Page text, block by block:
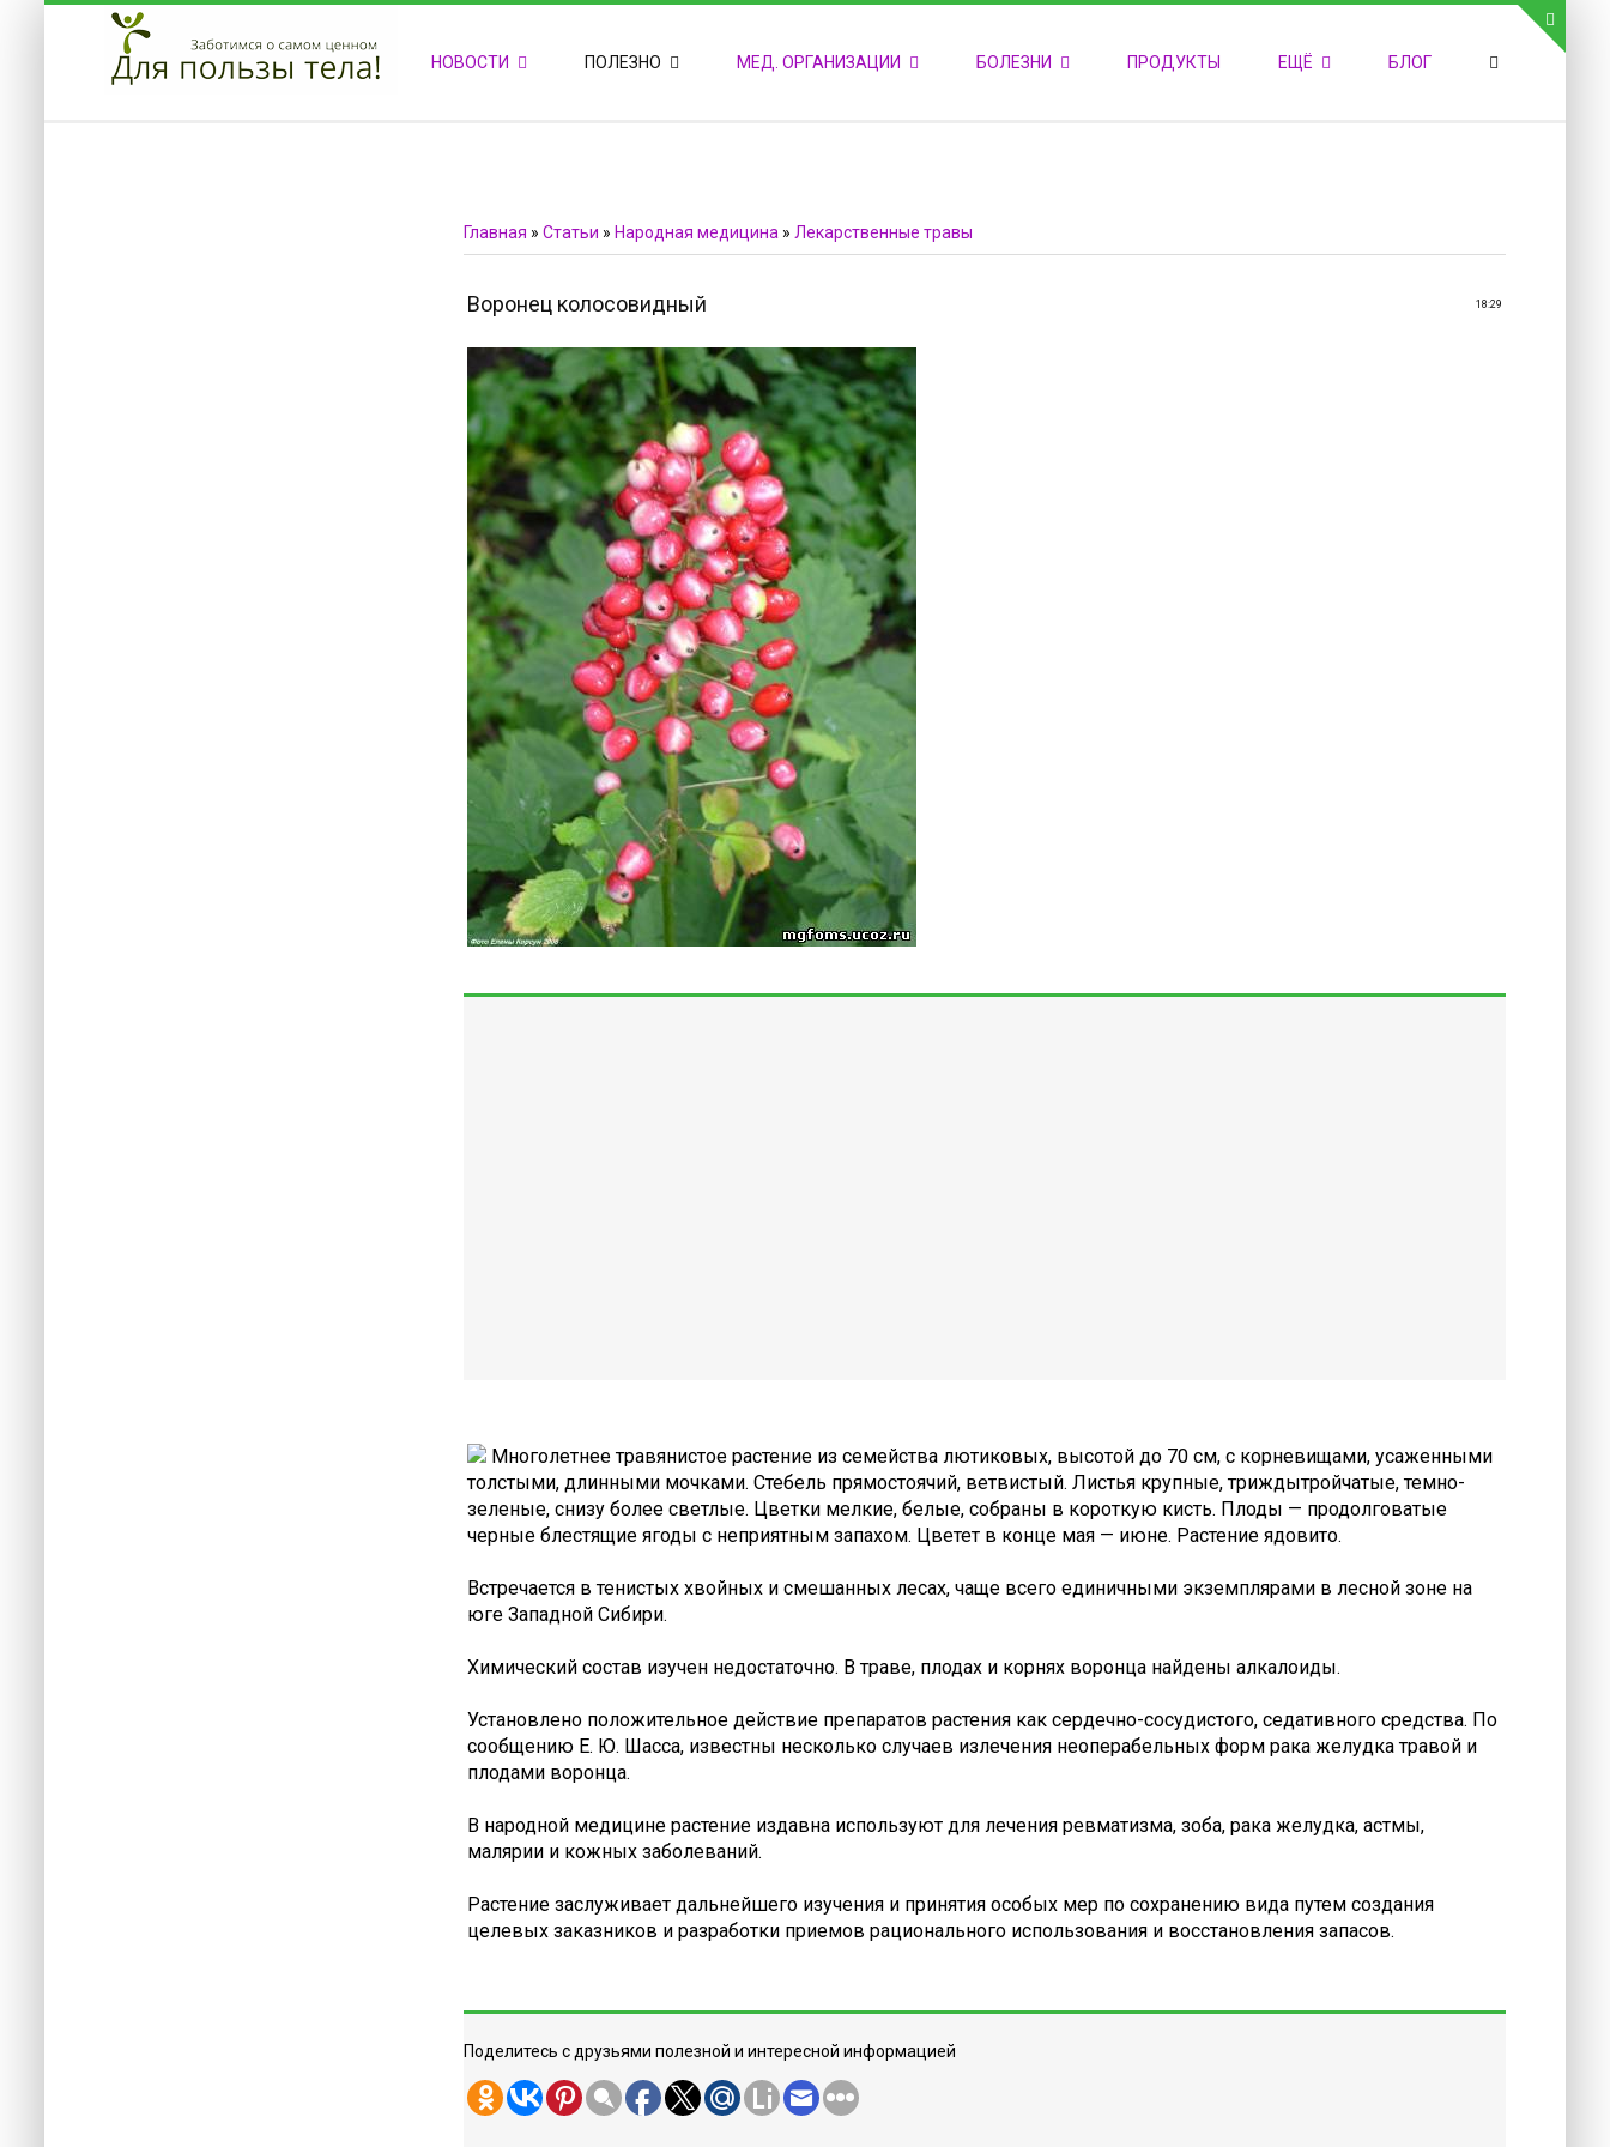
ПРИВЕТСТВУЕМ НА НАШЕМ САЙТЕ
Блок скоро обновится
ПОПУЛЯРНЫЕ НОВОСТИ СВЯЗЬ С АДМИНИСТРАЦИЕЙ САЙТА
Телефон:
НОВОСТИ ПОЛЕЗНО МЕД. ОРГАНИЗАЦИИ БОЛЕЗНИ ПРОДУКТЫ ЕЩЁ БЛОГ
Главная » Статьи » Народная медицина » Лекарственные травы
18:29
Воронец колосовидный
Многолетнее травянистое растение из семейства лютиковых, высотой до 70 см, с корневищами, усаженными
толстыми, длинными мочками. Стебель прямостоячий, ветвистый. Листья крупные, триждытройчатые, темно-
зеленые, снизу более светлые. Цветки мелкие, белые, собраны в короткую кисть. Плоды — продолговатые
черные блестящие ягоды с неприятным запахом. Цветет в конце мая — июне. Растение ядовито.
Встречается в тенистых хвойных и смешанных лесах, чаще всего единичными экземплярами в лесной зоне на
юге Западной Сибири.
Химический состав изучен недостаточно. В траве, плодах и корнях воронца найдены алкалоиды.
Установлено положительное действие препаратов растения как сердечно-сосудистого, седативного средства. По
сообщению Е. Ю. Шасса, известны несколько случаев излечения неоперабельных форм рака желудка травой и
плодами воронца.
В народной медицине растение издавна используют для лечения ревматизма, зоба, рака желудка, астмы,
малярии и кожных заболеваний.
Растение заслуживает дальнейшего изучения и принятия особых мер по сохранению вида путем создания
целевых заказников и разработки приемов рационального использования и восстановления запасов.
Поделитесь с друзьями полезной и интересной информацией